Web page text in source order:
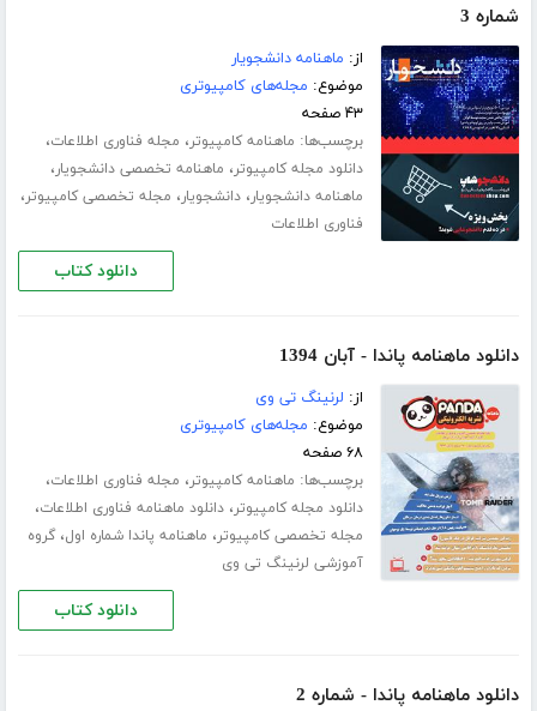
شماره 3
از: ماهنامه دانشجویار
موضوع: مجله‌های کامپیوتری
۴۳ صفحه
برچسب‌ها: ماهنامه کامپیوتر، مجله فناوری اطلاعات،
دانلود مجله کامپیوتر، ماهنامه تخصصی دانشجویار،
ماهنامه دانشجویار،دانشجویار، مجله تخصصی کامپیوتر،
فناوری اطلاعات
دانلود کتاب
دانلود ماهنامه پاندا - آبان 1394
از: لرنینگ تی وی
موضوع: مجله‌های کامپیوتری
۶۸ صفحه
برچسب‌ها: ماهنامه کامپیوتر، مجله فناوری اطلاعات،
دانلود مجله کامپیوتر،دانلود ماهنامه فناوری اطلاعات،
مجله تخصصی کامپیوتر، ماهنامه پاندا شماره اول،گروه
آموزشی لرنینگ تی وی
دانلود کتاب
دانلود ماهنامه پاندا - شماره 2